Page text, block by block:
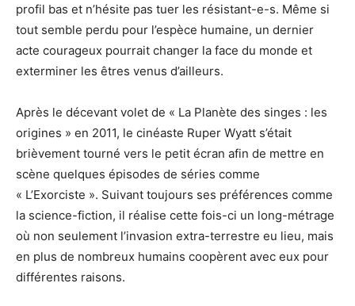
profil bas et n’hésite pas tuer les résistant-e-s. Même si
tout semble perdu pour l’espèce humaine, un dernier
acte courageux pourrait changer la face du monde et
exterminer les êtres venus d’ailleurs.
Après le décevant volet de « La Planète des singes : les
origines » en 2011, le cinéaste Ruper Wyatt s’était
brièvement tourné vers le petit écran afin de mettre en
scène quelques épisodes de séries comme
« L’Exorciste ». Suivant toujours ses préférences comme
la science-fiction, il réalise cette fois-ci un long-métrage
où non seulement l’invasion extra-terrestre eu lieu, mais
en plus de nombreux humains coopèrent avec eux pour
différentes raisons.